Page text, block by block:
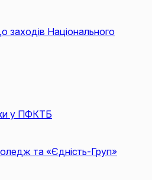
Національного
у ПФКТБ
та «Єдність-Груп»